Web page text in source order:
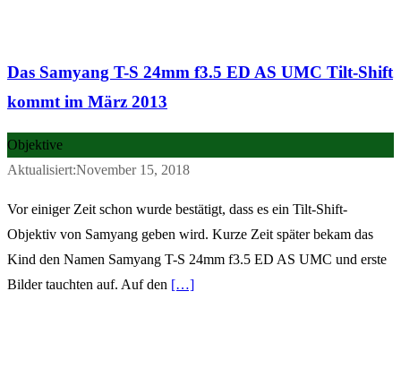
Das Samyang T-S 24mm f3.5 ED AS UMC Tilt-Shift
kommt im März 2013
Objektive
Aktualisiert:November 15, 2018
Vor einiger Zeit schon wurde bestätigt, dass es ein Tilt-Shift-
Objektiv von Samyang geben wird. Kurze Zeit später bekam das
Kind den Namen Samyang T-S 24mm f3.5 ED AS UMC und erste
Bilder tauchten auf. Auf den […]